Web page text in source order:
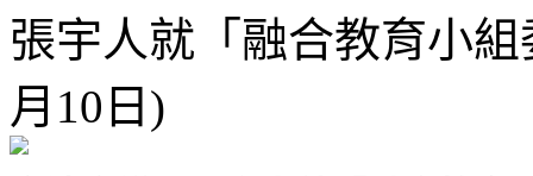
張宇人就「融合教育小
月10日)